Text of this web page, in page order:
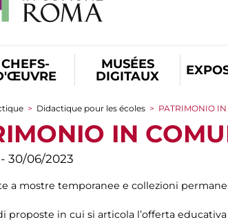
CHEFS-
MUSÉES
DIGITAUX
here
> Didactique pour les écoles > PATRIMONIO
IN
- 30/06/2023
a mostre temporanee e collezioni
proposte in cui si articola l’offerta